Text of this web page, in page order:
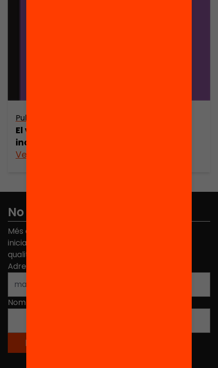
Publicació
El vot electrònic a Catalunya: reptes i
incerteses
Veure’n més
No et perdis res
Més de 40.000 persones ja han triat Equitat. Rep
iniciatives, propostes i projectes per millorar la
qualitat de l'educació a Catalunya.
Adreça electrònica
Nom